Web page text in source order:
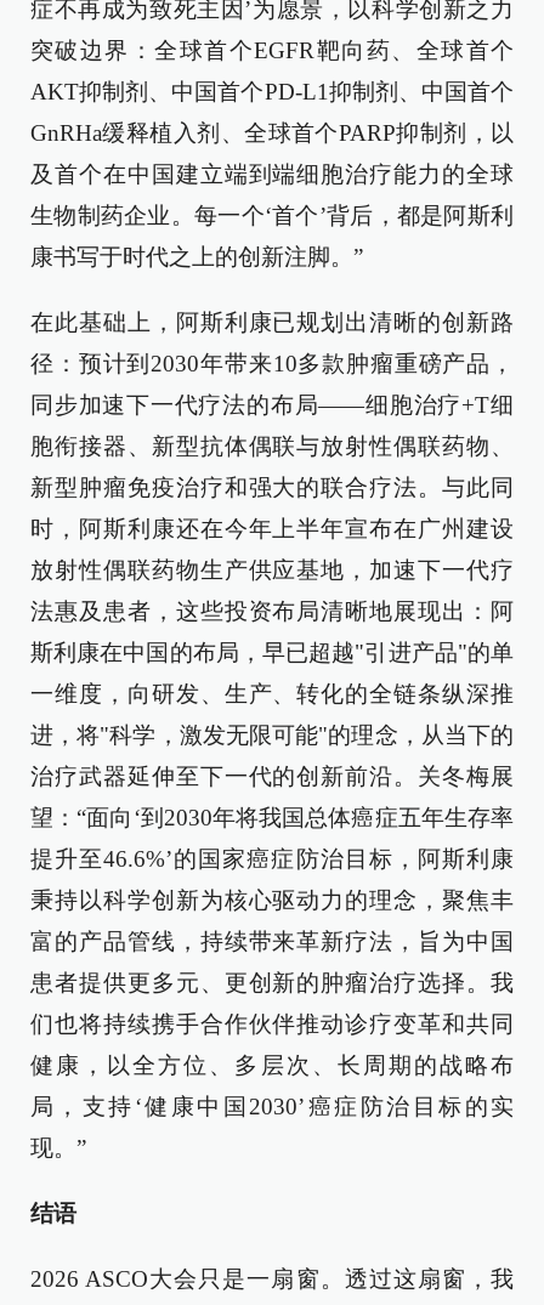
症不再成为致死主因’为愿景，以科学创新之力
突破边界：全球首个EGFR靶向药、全球首个
AKT抑制剂、中国首个PD-L1抑制剂、中国首个
GnRHa缓释植入剂、全球首个PARP抑制剂，以
及首个在中国建立端到端细胞治疗能力的全球
生物制药企业。每一个‘首个’背后，都是阿斯利
康书写于时代之上的创新注脚。”
在此基础上，阿斯利康已规划出清晰的创新路
径：预计到2030年带来10多款肿瘤重磅产品，
同步加速下一代疗法的布局——细胞治疗+T细
胞衔接器、新型抗体偶联与放射性偶联药物、
新型肿瘤免疫治疗和强大的联合疗法。与此同
时，阿斯利康还在今年上半年宣布在广州建设
放射性偶联药物生产供应基地，加速下一代疗
法惠及患者，这些投资布局清晰地展现出：阿
斯利康在中国的布局，早已超越"引进产品"的单
一维度，向研发、生产、转化的全链条纵深推
进，将"科学，激发无限可能"的理念，从当下的
治疗武器延伸至下一代的创新前沿。关冬梅展
望：“面向‘到2030年将我国总体癌症五年生存率
提升至46.6%’的国家癌症防治目标，阿斯利康
秉持以科学创新为核心驱动力的理念，聚焦丰
富的产品管线，持续带来革新疗法，旨为中国
患者提供更多元、更创新的肿瘤治疗选择。我
们也将持续携手合作伙伴推动诊疗变革和共同
健康，以全方位、多层次、长周期的战略布
局，支持‘健康中国2030’癌症防治目标的实
现。”
结语
2026 ASCO大会只是一扇窗。透过这扇窗，我